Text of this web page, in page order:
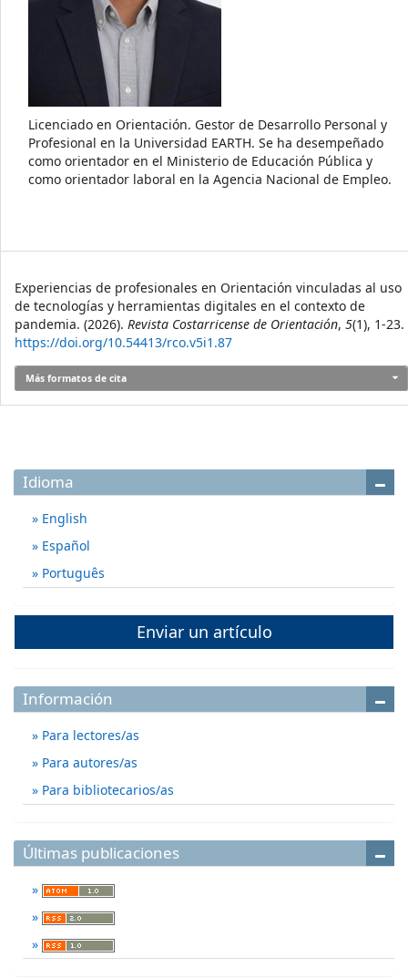
Licenciado en Orientación. Gestor de Desarrollo Personal y
Profesional en la Universidad EARTH. Se ha desempeñado
como orientador en el Ministerio de Educación Pública y
como orientador laboral en la Agencia Nacional de Empleo.
Experiencias de profesionales en Orientación vinculadas al uso
de tecnologías y herramientas digitales en el contexto de
pandemia. (2026). Revista Costarricense de Orientación, 5(1), 1-23.
https://doi.org/10.54413/rco.v5i1.87
Más formatos de cita
Idioma
English
Español
Português
Enviar un artículo
Información
Para lectores/as
Para autores/as
Para bibliotecarios/as
Últimas publicaciones